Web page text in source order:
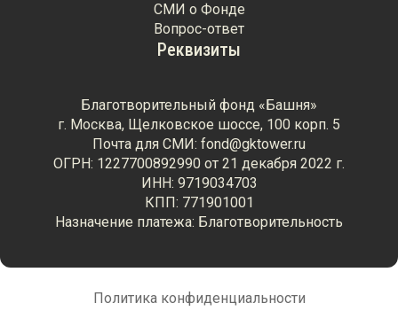
СМИ о Фонде
Вопрос-ответ
Реквизиты
Благотворительный фонд «Башня»
г. Москва, Щелковское шоссе, 100 корп. 5
Почта для СМИ: fond@gktower.ru
ОГРН: 1227700892990 от 21 декабря 2022 г.
ИНН: 9719034703
КПП: 771901001
Назначение платежа: Благотворительность
Политика конфиденциальности